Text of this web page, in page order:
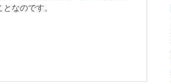
となのです。